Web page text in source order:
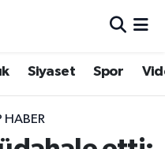
Siyaset Spor
HABER